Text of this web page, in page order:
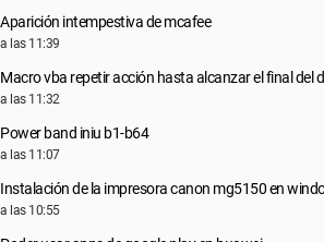
Aparición intempestiva de mcafee
a las 11:39
Macro vba repetir acción hasta alcanzar el final del
a las 11:32
Power band iniu b1-b64
a las 11:07
Instalación de la impresora canon mg5150 en
a las 10:55